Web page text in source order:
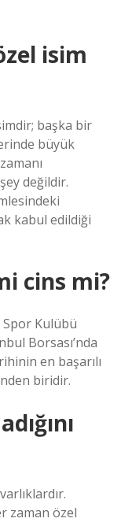
isim
başka bir
büyük
değildir.
kabul edildiği
cins mi?
Spor Kulübü
Borsası’nda
en başarılı
biridir.
zaman özel